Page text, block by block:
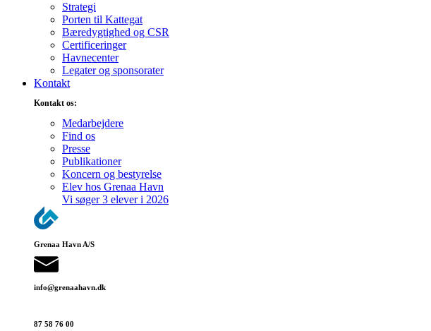
Strategi
Porten til Kattegat
Bæredygtighed og CSR
Certificeringer
Havnecenter
Legater og sponsorater
Kontakt
Kontakt os:
Medarbejdere
Find os
Presse
Publikationer
Koncern og bestyrelse
Elev hos Grenaa Havn
Vi søger 3 elever i 2026
Grenaa Havn A/S
info@grenaa­havn.dk
87 58 76 00